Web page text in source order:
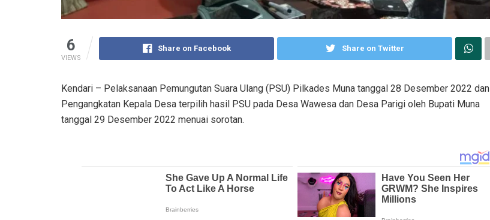
6
VIEWS
Share on Facebook Share on Twitter
Kendari – Pelaksanaan Pemungutan Suara Ulang (PSU) Pilkades Muna tanggal 28 Desember 2022 dan
Pengangkatan Kepala Desa terpilih hasil PSU pada Desa Wawesa dan Desa Parigi oleh Bupati Muna
tanggal 29 Desember 2022 menuai sorotan.